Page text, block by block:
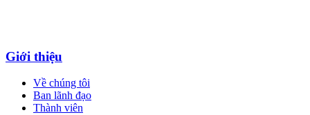
Giới thiệu
Về chúng tôi
Ban lãnh đạo
Thành viên